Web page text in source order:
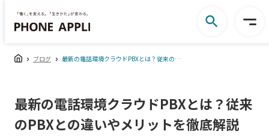
ブログ 最新の電話環境クラウドPBXとは？従来のPBXとの違いやメリットを徹底解説
最新の電話環境クラウドPBXとは？従来
のPBXとの違いやメリットを徹底解説